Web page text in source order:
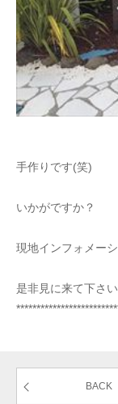
手作りです(笑)
いかがですか？
現地インフォメー
是非見に来て下さい
BACK